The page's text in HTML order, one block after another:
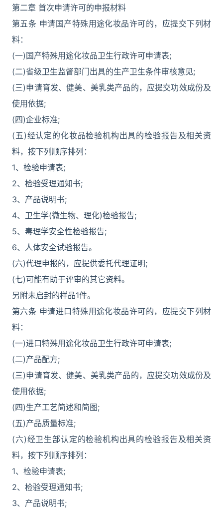
第二章 首次申请许可的申报材料
第五条 申请国产特殊用途化妆品许可的，应提交下列材
料：
(一)国产特殊用途化妆品卫生行政许可申请表;
(二)省级卫生监督部门出具的生产卫生条件审核意见;
(三)申请育发、健美、美乳类产品的，应提交功效成份及
使用依据;
(四)企业标准;
(五)经认定的化妆品检验机构出具的检验报告及相关资
料，按下列顺序排列：
1、检验申请表;
2、检验受理通知书;
3、产品说明书;
4、卫生学(微生物、理化)检验报告;
5、毒理学安全性检验报告;
6、人体安全试验报告。
(六)代理申报的，应提供委托代理证明;
(七)可能有助于评审的其它资料。
另附未启封的样品1件。
第六条 申请进口特殊用途化妆品许可的，应提交下列材
料：
(一)进口特殊用途化妆品卫生行政许可申请表;
(二)产品配方;
(三)申请育发、健美、美乳类产品的，应提交功效成份及
使用依据;
(四)生产工艺简述和简图;
(五)产品质量标准;
(六)经卫生部认定的检验机构出具的检验报告及相关资
料，按下列顺序排列：
1、检验申请表;
2、检验受理通知书;
3、产品说明书;